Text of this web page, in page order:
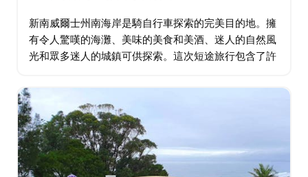
新南威爾士州南海岸是騎自行車探索的完美目的地。擁
有令人驚嘆的海灘、美味的美食和美酒、迷人的自然風
光和眾多迷人的城鎮可供探索。這次短途旅行包含了許
貝里。您將有一個下午探索迷人的歷史名鎮貝里…